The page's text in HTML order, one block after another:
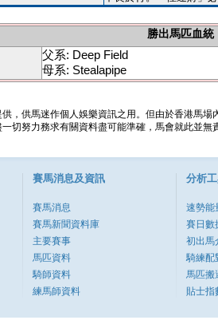
勝出馬匹血統
父系: Deep Field
母系: Stealapipe
，供馬迷作個人娛樂資訊之用。但由於香港馬
切努力務求有關資料盡可能準確，馬會就此並
賽馬消息及資訊
賽馬消息
賽馬新聞資料庫
主要賽事
馬匹資料
騎師資料
練馬師資料
分析
速勢能
賽日數
初出馬
騎練配
馬匹搬
貼士指